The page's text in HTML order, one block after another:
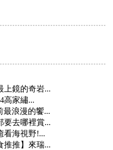
上鏡的奇岩...
高家繡...
最浪漫的饗...
要去哪裡賞...
看海視野!...
推推】來瑞...